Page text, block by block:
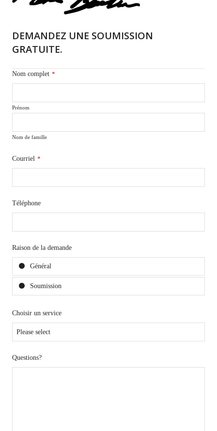
DEMANDEZ UNE SOUMISSION
GRATUITE.
Nom complet *
Prénom
Nom de famille
Courriel *
Téléphone
Raison de la demande
Général
Soumission
Choisir un service
Questions?